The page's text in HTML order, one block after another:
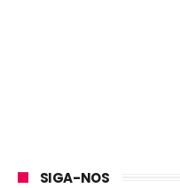
SIGA-NOS